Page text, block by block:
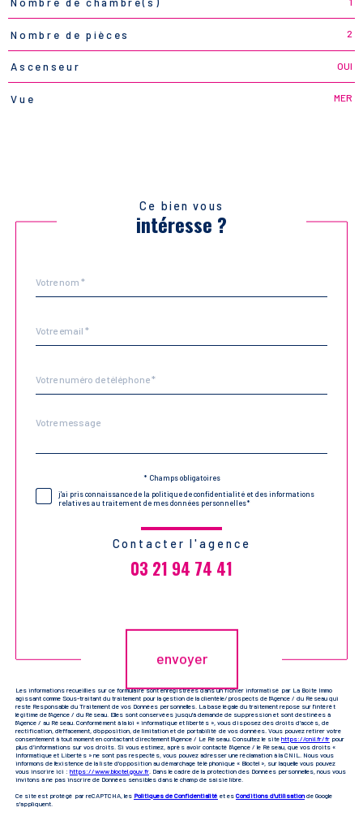
Nombre de pièces 2
Ascenseur OUI
Vue MER
Ce bien vous
intéresse ?
par
*
*
*
Fieldset
Message
*
* Champs obligatoires
j'ai pris connaissance de la politique de confidentialité et des informations
relatives au traitement de mes données personnelles*
Contacter l'agence
03 21 94 74 41
envoyer
Les informations recueillies sur ce formulaire sont enregistrées dans un fichier informatisé par La Boite Immo
agissant comme Sous-traitant du traitement pour la gestion de la clientèle/prospects de l'Agence / du Réseau qui
reste Responsable du Traitement de vos Données personnelles. La base légale du traitement repose sur l'intérêt
légitime de l'Agence / du Réseau. Elles sont conservées jusqu'à demande de suppression et sont destinées à
l'Agence / au Réseau. Conformément à la loi « informatique et libertés », vous disposez des droits d’accès, de
rectification, d’effacement, d’opposition, de limitation et de portabilité de vos données. Vous pouvez retirer votre
consentement à tout moment en contactant directement l’Agence / Le Réseau. Consultez le site https://cnil.fr/fr pour
plus d’informations sur vos droits. Si vous estimez, après avoir contacté l'Agence / le Réseau, que vos droits «
Informatique et Libertés » ne sont pas respectés, vous pouvez adresser une réclamation à la CNIL. Nous vous
informons de l’existence de la liste d'opposition au démarchage téléphonique « Bloctel », sur laquelle vous pouvez
vous inscrire ici : https://www.bloctel.gouv.fr. Dans le cadre de la protection des Données personnelles, nous vous
invitons à ne pas inscrire de Données sensibles dans le champ de saisie libre.
Ce site est protégé par reCAPTCHA, les Politiques de Confidentialité et es Conditions d'utilisationde Google
s'appliquent.